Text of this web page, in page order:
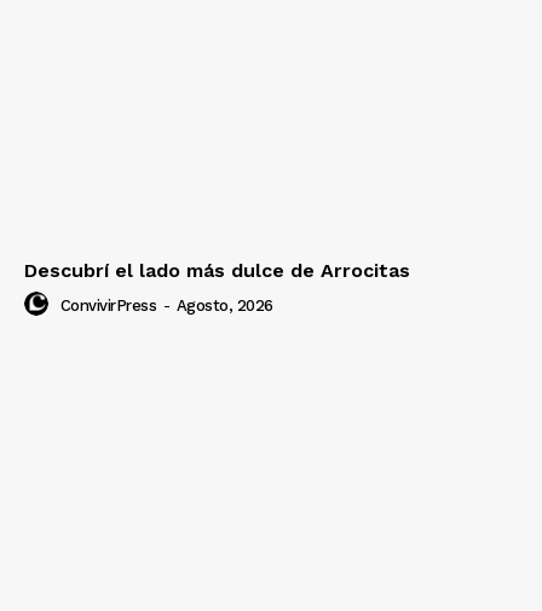
Descubrí el lado más dulce de Arrocitas
ConvivirPress - Agosto, 2026